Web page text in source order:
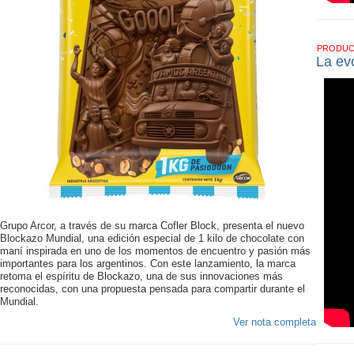
Grupo Arcor, a través de su marca Cofler Block, presenta el nuevo
Blockazo Mundial, una edición especial de 1 kilo de chocolate con
maní inspirada en uno de los momentos de encuentro y pasión más
importantes para los argentinos. Con este lanzamiento, la marca
retoma el espíritu de Blockazo, una de sus innovaciones más
reconocidas, con una propuesta pensada para compartir durante el
Mundial.
Ver nota completa
La